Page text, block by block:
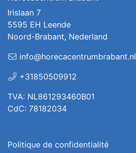
Irislaan 7
5595 EH Leende
Noord-Brabant, Nederland
info@horecacentrumbrabant.nl
+31850509912
TVA: NL861293460B01
CdC: 78182034
Politique de confidentialité